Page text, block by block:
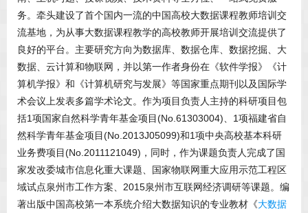
务。牵头建设了首个国内一流的中国高校大数据课程教师培训交
流基地，为从事大数据课程教学的高校教师开展培训交流提供了
良好的平台。主要研究方向为数据库、数据仓库、数据挖掘、大
数据、云计算和物联网，并以第一作者身份在《软件学报》《计
算机学报》和《计算机研究与发展》等国家重点期刊以及国际学
术会议上发表多篇学术论文。作为项目负责人主持的科研项目包
括1项国家自然科学青年基金项目(No.61303004)、1项福建省自
然科学青年基金项目(No.2013J05099)和1项中央高校基本科研
业务费项目(No.2011121049)，同时，作为课题负责人完成了国
家发改委城市信息化重大课题、国家物联网重大应用示范工程区
域试点泉州市工作方案、2015泉州市互联网经济调研等课题。编
著出版中国高校第一本系统介绍大数据知识的专业教材《大数据